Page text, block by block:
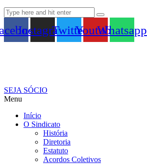
InstagramTwitterYoutubeWhatsapp
SEJA SÓCIO
Menu
Início
O Sindicato
História
Diretoria
Estatuto
Acordos Coletivos